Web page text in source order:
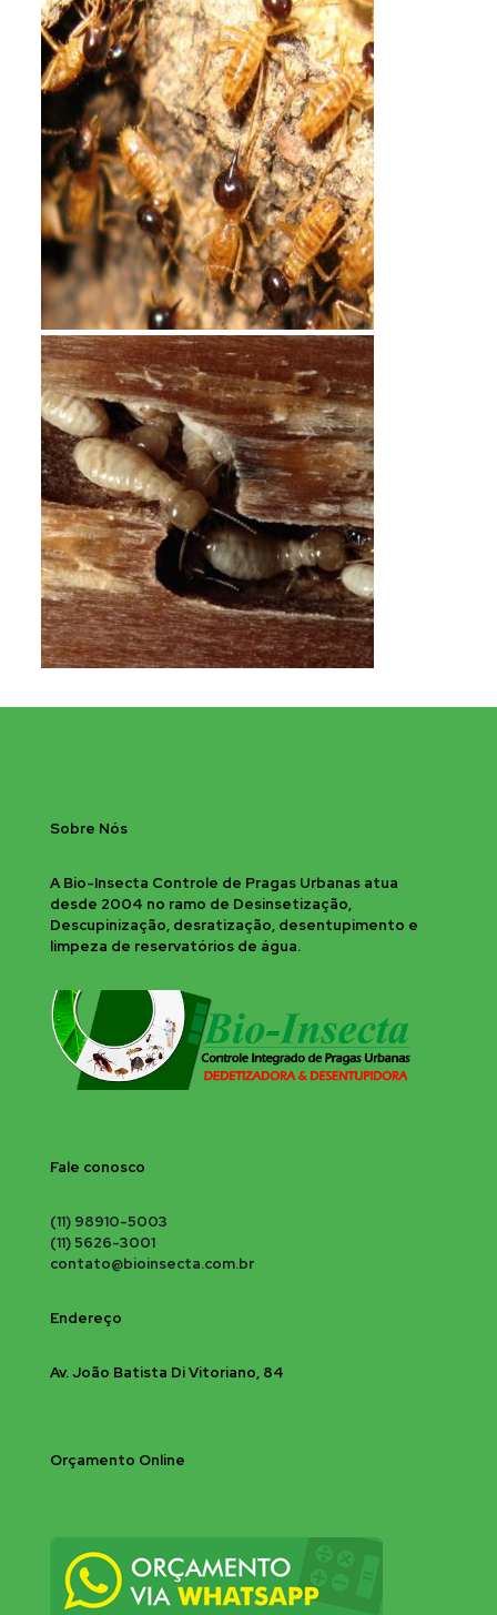
Sobre Nós
A Bio-Insecta Controle de Pragas Urbanas atua
desde 2004 no ramo de Desinsetização,
Descupinização, desratização, desentupimento e
limpeza de reservatórios de água.
Fale conosco
(11) 98910-5003
(11) 5626-3001
contato@bioinsecta.com.br
Endereço
Av. João Batista Di Vitoriano, 84
Orçamento Online